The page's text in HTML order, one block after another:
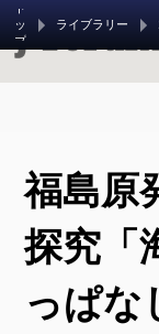
ト
ッ
プ
ライブラリー
お知らせ
調査報道大賞
福島原
探究「
っぱな